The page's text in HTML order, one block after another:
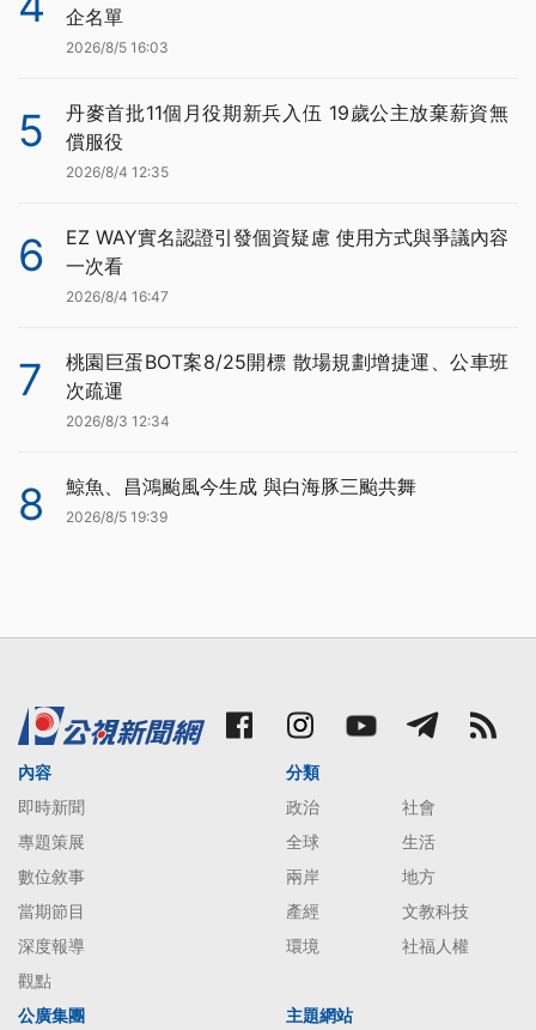
企名單
2026/8/5 16:03
5
丹麥首批11個月役期新兵入伍 19歲公主放棄薪資無
償服役
2026/8/4 12:35
6
EZ WAY實名認證引發個資疑慮 使用方式與爭議內容
一次看
2026/8/4 16:47
7
桃園巨蛋BOT案8/25開標 散場規劃增捷運、公車班
次疏運
2026/8/3 12:34
8 鯨魚、昌鴻颱風今生成 與白海豚三颱共舞
2026/8/5 19:39
內容
即時新聞
專題策展
數位敘事
當期節目
深度報導
觀點
分類
政治
社會
全球
生活
兩岸
地方
產經
文教科技
環境
社福人權
公廣集團 主題網站